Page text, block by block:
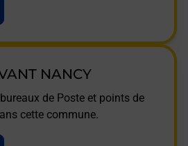
NANCY
de Poste et points de
cette commune.